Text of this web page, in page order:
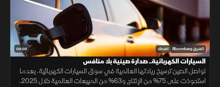
03:03 الشرق Bloomberg اقتصاد
السيارات الكهربائية.. صدارة صينية بلا منافس
تواصل الصين ترسيخ ريادتها العالمية في سوق السيارات الكهربائية، بعدما
استحوذت على 75% من الإنتاج و63% من المبيعات العالمية خلال 2025،